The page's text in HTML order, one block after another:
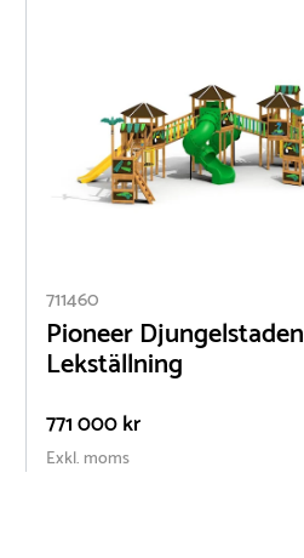
711460
Pioneer Djungelstaden
Lekställning
771 000 kr
Exkl. moms